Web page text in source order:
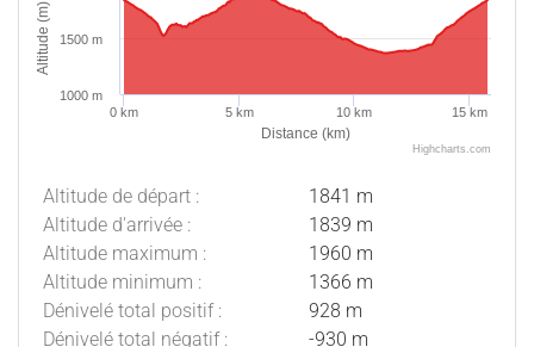
Distance (km)
Altitude (m)
0 km 5 km 10 km 15 km
1000 m
1500 m
Highcharts.com
Altitude de départ :
1841 m
Altitude d'arrivée :
1839 m
Altitude maximum :
1960 m
Altitude minimum :
1366 m
Dénivelé total positif :
928 m
Dénivelé total négatif :
-930 m